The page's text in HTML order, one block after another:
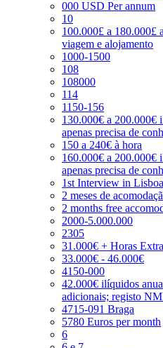
000 USD Per annum
10
100.000£ a 180.000£
viagem e alojamento
1000-1500
108
108000
114
1150-156
130.000€ a 200.000€
apenas precisa de
150 a 240€ à hora
160.000€ a 200.000€
apenas precisa de
1st Interview in
2 meses de
2 months free
2000-5.000.000
2305
31.000€ + Horas Extra
33.000€ - 46.000€
4150-000
42.000€ ilíquidos
adicionais; registo
4715-091 Braga
5780 Euros per month
6